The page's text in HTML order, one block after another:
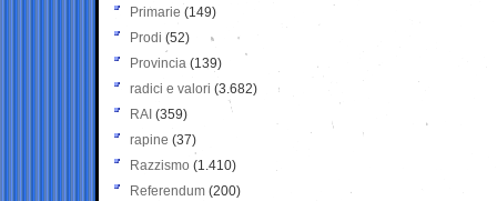
Primarie (149)
Prodi (52)
Provincia (139)
radici e valori (3.682)
RAI (359)
rapine (37)
Razzismo (1.410)
Referendum (200)